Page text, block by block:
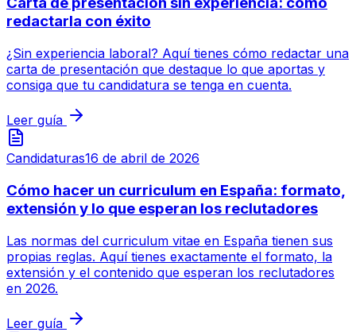
redactarla con éxito
¿Sin experiencia laboral? Aquí tienes cómo redactar una
carta de presentación que destaque lo que aportas y
consiga que tu candidatura se tenga en cuenta.
Leer guía
Candidaturas16 de abril de 2026
Cómo hacer un curriculum en España: formato,
extensión y lo que esperan los reclutadores
Las normas del curriculum vitae en España tienen sus
propias reglas. Aquí tienes exactamente el formato, la
extensión y el contenido que esperan los reclutadores
en 2026.
Leer guía